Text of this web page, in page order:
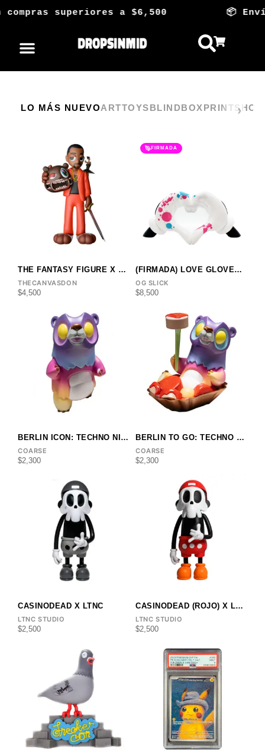
superiores a $6,500 📦 Envío
LO MÁS NUEVOARTTOYSBLINDBOXPRINTS
THE FANTASY FIGURE X THE CANVAS DON
THECANVASDON
$4,500
FIRMADA
(FIRMADA) LOVE GLOVES X OG SLICK
OG SLICK
$8,500
BERLIN ICON: TECHNO NIGHTS X COARSE
COARSE
$2,300
BERLIN TO GO: TECHNO NIGHTS
COARSE
$2,300
CASINODEAD X LTNC
LTNC STUDIO
$2,500
CASINODEAD (ROJO) X LTNC
LTNC STUDIO
$2,500